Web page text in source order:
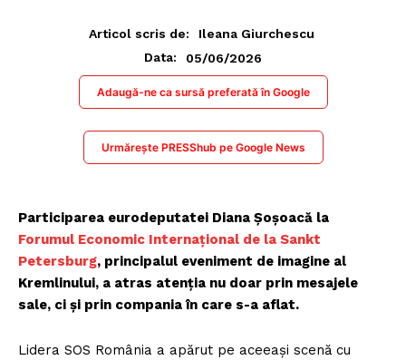
Articol scris de:
Ileana Giurchescu
Data:
05/06/2026
Adaugă-ne ca sursă preferată în Google
Urmărește PRESShub pe Google News
Participarea eurodeputatei Diana Șoșoacă la
Forumul Economic Internațional de la Sankt
Petersburg, principalul eveniment de imagine al
Kremlinului, a atras atenția nu doar prin mesajele
sale, ci și prin compania în care s-a aflat.
Lidera SOS România a apărut pe aceeași scenă cu